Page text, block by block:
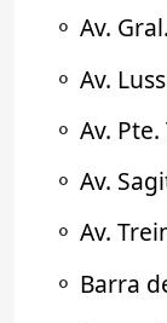
⚬ Av.
⚬ Av.
⚬ Av.
⚬ Av.
⚬ Av.
⚬ Barra